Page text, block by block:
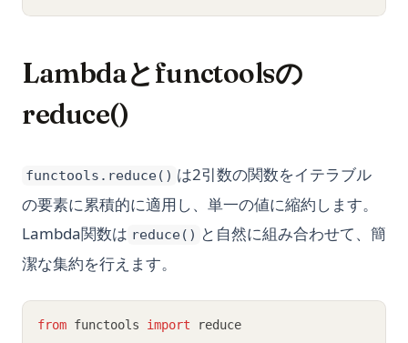
Lambdaとfunctoolsの
reduce()
functools.reduce() は2引数の関数をイテラブル
の要素に累積的に適用し、単一の値に縮約します。
Lambda関数は reduce() と自然に組み合わせて、簡
潔な集約を行えます。
from functools import reduce